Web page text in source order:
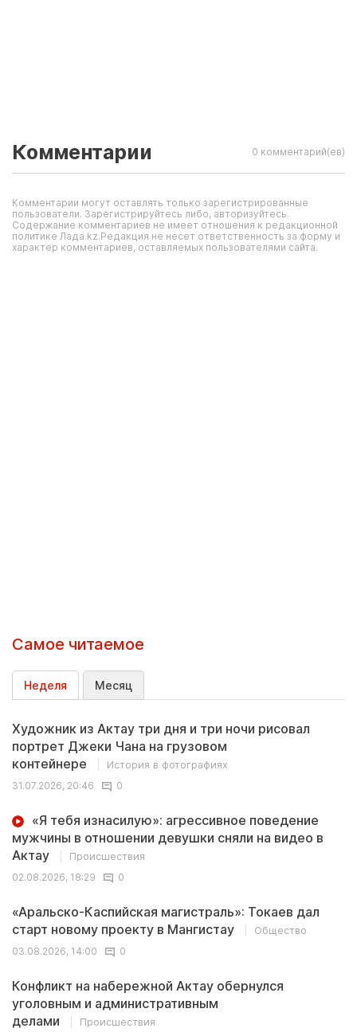
Комментарии 0 комментарий(ев)
Комментарии могут оставлять только зарегистрированные
пользователи. Зарегистрируйтесь либо, авторизуйтесь.
Содержание комментариев не имеет отношения к редакционной
политике Лада.kz.Редакция не несет ответственность за форму и
характер комментариев, оставляемых пользователями сайта.
Самое читаемое
Неделя Месяц
Художник из Актау три дня и три ночи рисовал
портрет Джеки Чана на грузовом
контейнере
История в фотографиях
31.07.2026, 20:46
0
«Я тебя изнасилую»: агрессивное поведение
мужчины в отношении девушки сняли на видео в
Актау
Происшествия
02.08.2026, 18:29
0
«Аральско-Каспийская магистраль»: Токаев дал
старт новому проекту в Мангистау
Общество
03.08.2026, 14:00
0
Конфликт на набережной Актау обернулся
уголовным и административным
делами
Происшествия